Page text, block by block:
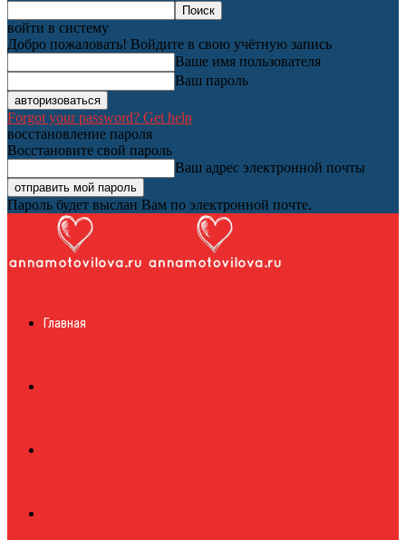
войти в систему
Добро пожаловать! Войдите в свою учётную запись
Ваше имя пользователя
Ваш пароль
Forgot your password? Get help
восстановление пароля
Восстановите свой пароль
Ваш адрес электронной почты
Пароль будет выслан Вам по электронной почте.
журналГлавная